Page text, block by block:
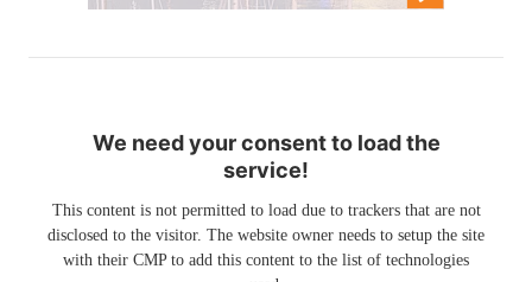
We need your consent to load the
service!
This content is not permitted to load due to trackers that are not
disclosed to the visitor. The website owner needs to setup the site
with their CMP to add this content to the list of technologies